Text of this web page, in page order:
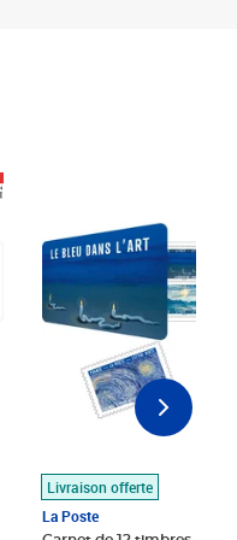
Livraison offerte
La Poste